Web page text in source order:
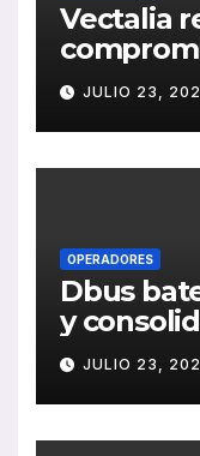
Vectalia
de RSC
JULIO 23,
OPERADORES
Dbus
y
Sebastián
JULIO 23,